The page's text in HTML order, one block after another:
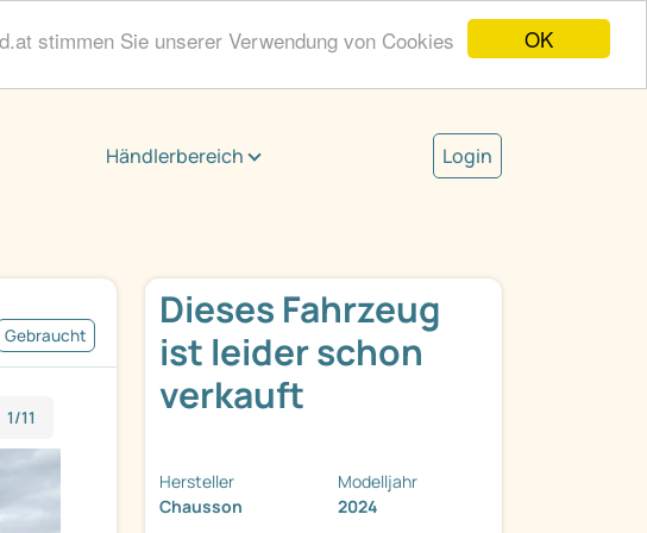
OK
stimmen Sie unserer Verwendung von Cookies
Händlerbereich Login
Gebraucht
1/11
Dieses Fahrzeug
ist leider schon
verkauft
Hersteller
Chausson
Modelljahr
2024